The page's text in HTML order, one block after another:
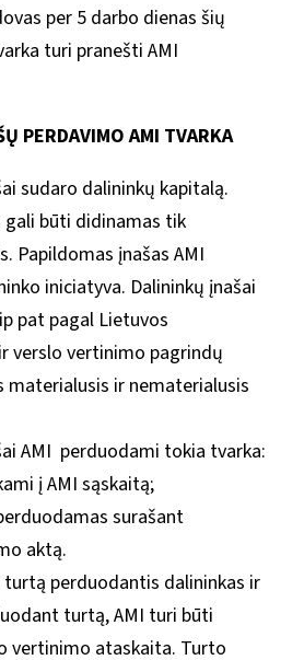
per 5 darbo dienas šių
turi pranešti AMI
PERDAVIMO AMI TVARKA
sudaro dalininkų kapitalą.
gali būti didinamas tik
Papildomas įnašas AMI
iniciatyva. Dalininkų įnašai
pat pagal Lietuvos
verslo vertinimo pagrindų
ir nematerialusis
AMI perduodami tokia tvarka:
į AMI sąskaitą;
surašant
aktą.
perduodantis dalininkas ir
turtą, AMI turi būti
vertinimo ataskaita. Turto